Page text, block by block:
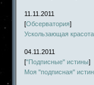
11.11.2011
[Обсерватория]
Ускользающая красота
04.11.2011
["Подписные" истины]
Моя "подписная"